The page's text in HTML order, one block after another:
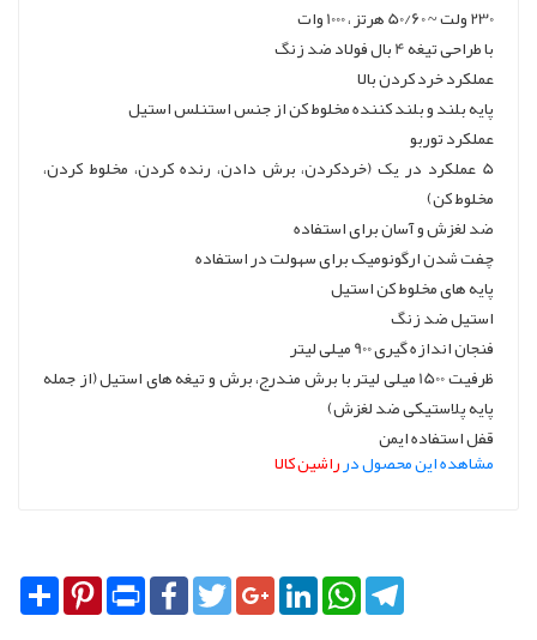
230 ولت ~ 50/60 هرتز ، 1000 وات
با طراحی تیغه 4 بال فولاد ضد زنگ
عملکرد خرد کردن بالا
پایه بلند و بلند کننده مخلوط کن از جنس استنلس استیل
عملکرد توربو
5 عملکرد در یک (خردکردن، برش دادن، رنده کردن، مخلوط کردن،
مخلوط کن)
ضد لغزش و آسان برای استفاده
چفت شدن ارگونومیک برای سهولت در استفاده
پایه های مخلوط کن استیل
استیل ضد زنگ
فنجان اندازه گیری 900 میلی لیتر
ظرفیت 1500 میلی لیتر با برش مندرج، برش و تیغه های استیل (از جمله
پایه پلاستیکی ضد لغزش)
قفل استفاده ایمن
مشاهده این محصول درراشین کالا
Share PinterestPrint FacebookTwitterGoogle+LinkedInWhatsApp